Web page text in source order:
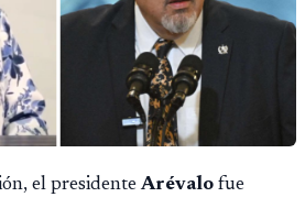
el presidenteArévalo fue